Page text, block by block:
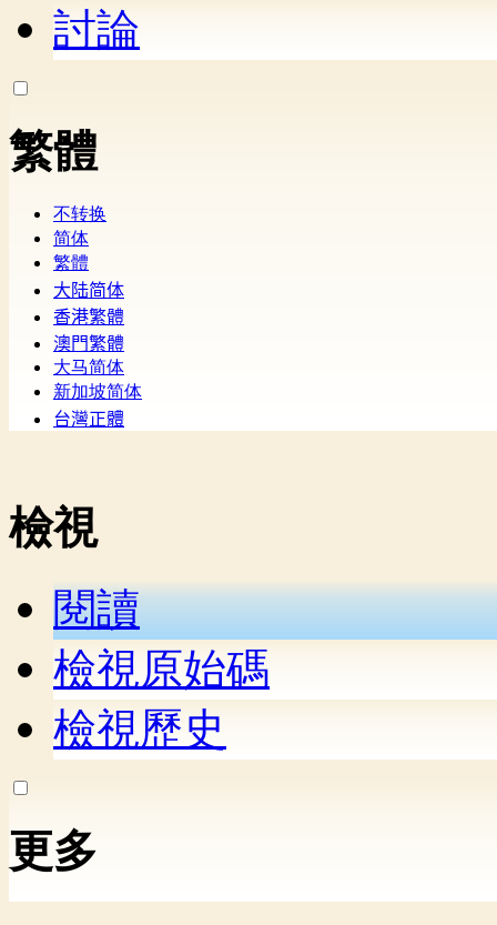
討論
繁體
不转换
简体
繁體
大陆简体
香港繁體
澳門繁體
大马简体
新加坡简体
台灣正體
檢視
閱讀
檢視原始碼
檢視歷史
更多